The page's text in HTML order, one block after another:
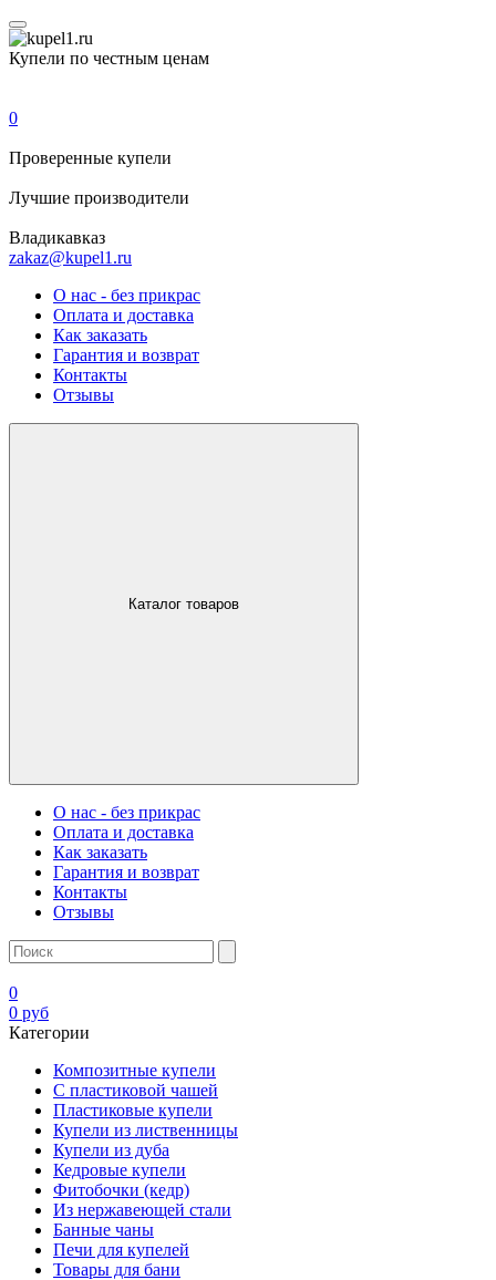
Купели по честным ценам
0
Проверенные купели
Лучшие производители
Владикавказ
zakaz@kupel1.ru
О нас - без прикрас
Оплата и доставка
Как заказать
Гарантия и возврат
Контакты
Отзывы
Каталог товаров
О нас - без прикрас
Оплата и доставка
Как заказать
Гарантия и возврат
Контакты
Отзывы
0
0 руб
Категории
Композитные купели
С пластиковой чашей
Пластиковые купели
Купели из лиственницы
Купели из дуба
Кедровые купели
Фитобочки (кедр)
Из нержавеющей стали
Банные чаны
Печи для купелей
Товары для бани